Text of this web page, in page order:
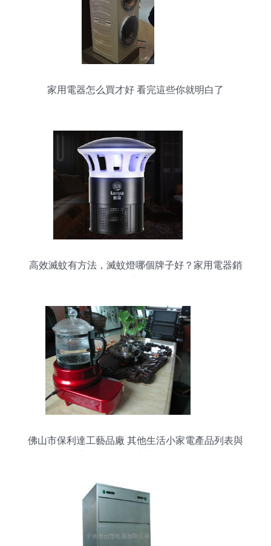
家用電器怎么買才好 看完這些你就明白了
高效滅蚊有方法，滅蚊燈哪個牌子好？家用電器銷
佛山市保利達工藝品廠 其他生活小家電產品列表與